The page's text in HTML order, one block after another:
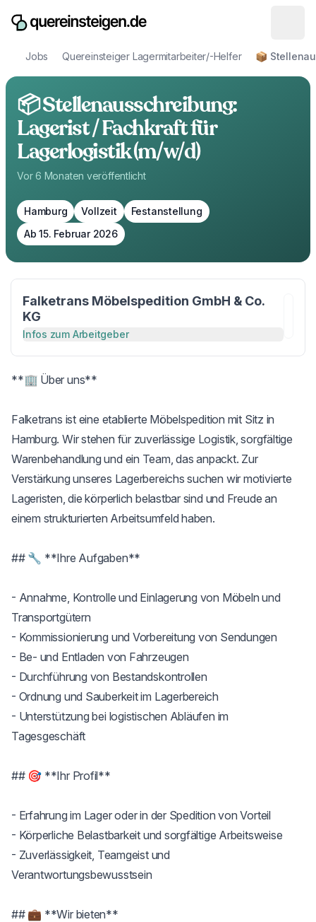
Jobs Quereinsteiger Lagermitarbeiter/-Helfer 📦
📦 Stellenausschreibung:
Lagerist / Fachkraft für
Lagerlogistik (m/w/d)
Vor 6 Monaten veröffentlicht
Hamburg Vollzeit
Festanstellung
Ab 15. Februar 2026
Falketrans Möbelspedition GmbH & Co.
KG
Infos zum Arbeitgeber
**🏢 Über uns**
Falketrans ist eine etablierte Möbelspedition mit Sitz in
Hamburg. Wir stehen für zuverlässige Logistik, sorgfältige
Warenbehandlung und ein Team, das anpackt. Zur
Verstärkung unseres Lagerbereichs suchen wir motivierte
Lageristen, die körperlich belastbar sind und Freude an
einem strukturierten Arbeitsumfeld haben.
## 🔧 **Ihre Aufgaben**
- Annahme, Kontrolle und Einlagerung von Möbeln und
Transportgütern
- Kommissionierung und Vorbereitung von Sendungen
- Be- und Entladen von Fahrzeugen
- Durchführung von Bestandskontrollen
- Ordnung und Sauberkeit im Lagerbereich
- Unterstützung bei logistischen Abläufen im
Tagesgeschäft
## 🎯 **Ihr Profil**
- Erfahrung im Lager oder in der Spedition von Vorteil
- Körperliche Belastbarkeit und sorgfältige Arbeitsweise
- Zuverlässigkeit, Teamgeist und
Verantwortungsbewusstsein
## 💼 **Wir bieten**